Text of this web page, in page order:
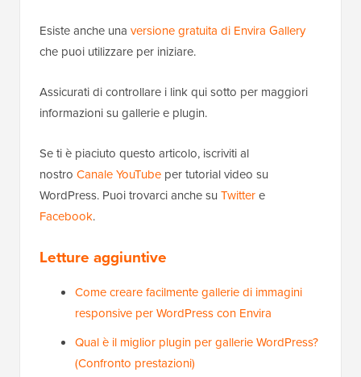
Esiste anche una versione gratuita di Envira Gallery
che puoi utilizzare per iniziare.
Assicurati di controllare i link qui sotto per maggiori
informazioni su gallerie e plugin.
Se ti è piaciuto questo articolo, iscriviti al
nostro Canale YouTube per tutorial video su
WordPress. Puoi trovarci anche su Twittere
Facebook.
Letture aggiuntive
Come creare facilmente gallerie di immagini
responsive per WordPress con Envira
Qual è il miglior plugin per gallerie WordPress?
(Confronto prestazioni)